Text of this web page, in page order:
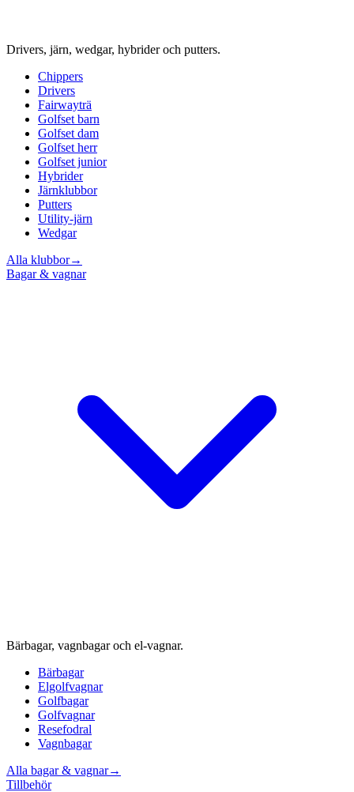
Drivers, järn, wedgar, hybrider och putters.
Chippers
Drivers
Fairwayträ
Golfset barn
Golfset dam
Golfset herr
Golfset junior
Hybrider
Järnklubbor
Putters
Utility-järn
Wedgar
Alla klubbor→
Bagar & vagnar
Bärbagar, vagnbagar och el-vagnar.
Bärbagar
Elgolfvagnar
Golfbagar
Golfvagnar
Resefodral
Vagnbagar
Alla bagar & vagnar→
Tillbehör